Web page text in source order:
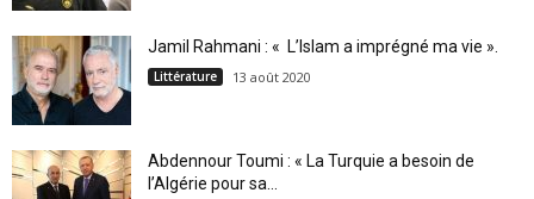
Jamil Rahmani : « L’Islam a imprégné ma vie ».
Littérature 13 août 2020
Abdennour Toumi : « La Turquie a besoin de
l’Algérie pour sa...